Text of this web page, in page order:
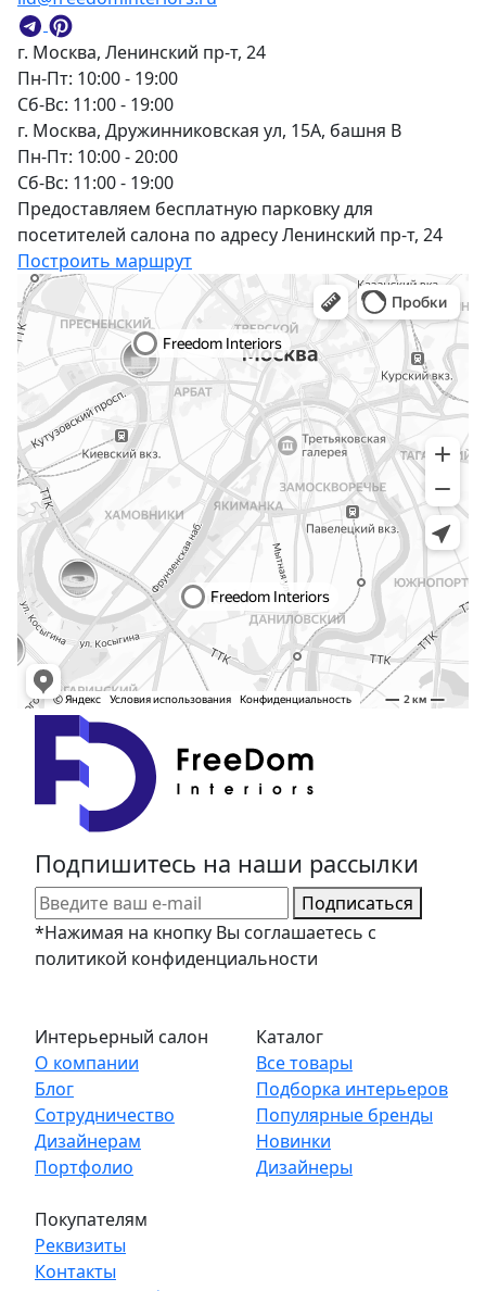
г. Москва, Ленинский пр-т, 24
Пн-Пт: 10:00 - 19:00
Сб-Вс: 11:00 - 19:00
г. Москва, Дружинниковская ул, 15А, башня В
Пн-Пт: 10:00 - 20:00
Сб-Вс: 11:00 - 19:00
Предоставляем бесплатную парковку для
посетителей салона по адресу Ленинский пр-т, 24
Построить маршрут
Интерьерный салон
О компании
Блог
Сотрудничество
Дизайнерам
Портфолио
Каталог
Все товары
Подборка интерьеров
Популярные бренды
Новинки
Дизайнеры
Покупателям
Реквизиты
Контакты
Подпишитесь на наши рассылки
Подписаться
*Нажимая на кнопку Вы соглашаетесь с
политикой конфиденциальности